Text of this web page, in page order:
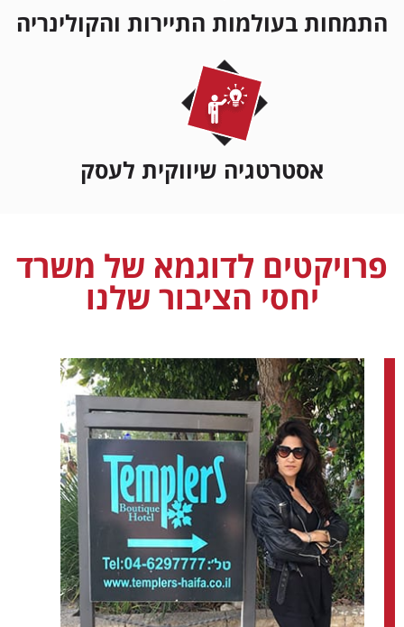
התמחות בעולמות התיירות והקולינריה
אסטרטגיה שיווקית לעסק
פרויקטים לדוגמא של משרד
יחסי הציבור שלנו